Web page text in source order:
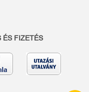
ÉS FIZETÉS